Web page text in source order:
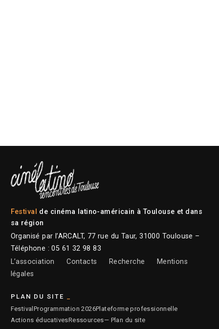
Festival de cinéma latino-américain à Toulouse et dans
sa région
Organisé par l’ARCALT, 77 rue du Taur, 31000 Toulouse –
Téléphone : 05 61 32 98 83
L’association
Contacts Recherche
Mentions
légales
PLAN DU SITE
Festival Programmation 2026Plateforme professionnelle
Actions éducativesRessources— Plan du site